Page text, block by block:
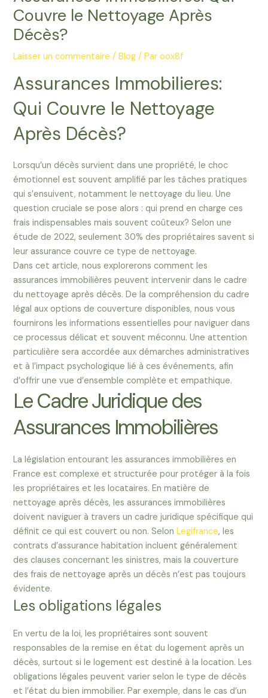
Couvre le Nettoyage Après
Décès?
Laisser un commentaire /Blog / Paroox8f
Assurances Immobilieres:
Qui Couvre le Nettoyage
Après Décès?
Lorsqu’un décès survient dans une propriété, le choc
émotionnel est souvent amplifié par les tâches pratiques
qui s’ensuivent, notamment le nettoyage du lieu. Une
question cruciale se pose alors : qui prend en charge ces
frais indispensables mais souvent coûteux? Selon une
étude de 2022, seulement 30% des propriétaires savent si
leur assurance couvre ce type de nettoyage.
Dans cet article, nous explorerons comment les
assurances immobilières peuvent intervenir dans le cadre
du nettoyage après décès. De la compréhension du cadre
légal aux options de couverture disponibles, nous vous
fournirons les informations essentielles pour naviguer dans
ce processus délicat et souvent méconnu. Une attention
particulière sera accordée aux démarches administratives
et à l’impact psychologique lié à ces événements, afin
d’offrir une vue d’ensemble complète et empathique.
Le Cadre Juridique des
Assurances Immobilières
La législation entourant les assurances immobilières en
France est complexe et structurée pour protéger à la fois
les propriétaires et les locataires. En matière de
nettoyage après décès, les assurances immobilières
doivent naviguer à travers un cadre juridique spécifique qui
définit ce qui est couvert ou non. SelonLegifrance, les
contrats d’assurance habitation incluent généralement
des clauses concernant les sinistres, mais la couverture
des frais de nettoyage après un décès n’est pas toujours
évidente.
Les obligations légales
En vertu de la loi, les propriétaires sont souvent
responsables de la remise en état du logement après un
décès, surtout si le logement est destiné à la location. Les
obligations légales peuvent varier selon le type de décès
et l’état du bien immobilier. Par exemple, dans le cas d’un